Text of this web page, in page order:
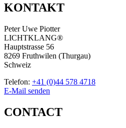
KONTAKT
Peter Uwe Piotter
LICHTKLANG®
Hauptstrasse 56
8269 Fruthwilen (Thurgau)
Schweiz
Telefon: +41 (0)44 578 4718
E-Mail senden
CONTACT